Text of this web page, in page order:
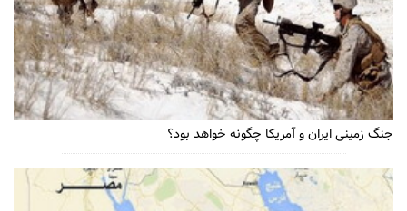
جنگ زمینی ایران و آمریکا چگونه خواهد بود؟